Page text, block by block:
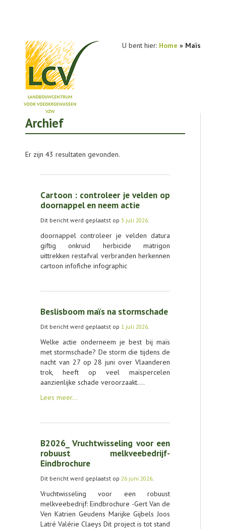
U bent hier: Home » Maïs
NIEUWS
AGENDA
OVER LCV
CONTACT
Archief
Er zijn 43 resultaten gevonden.
Cartoon : controleer je velden op
doornappel en neem actie
Dit bericht werd geplaatst op 3 juli 2026.
doornappel controleer je velden datura
giftig onkruid herbicide matrigon
uittrekken restafval verbranden herkennen
cartoon infofiche infographic
Beslisboom maïs na stormschade
Dit bericht werd geplaatst op 1 juli 2026.
Welke actie onderneem je best bij maïs
met stormschade? De storm die tijdens de
nacht van 27 op 28 juni over Vlaanderen
trok, heeft op veel maïspercelen
aanzienlijke schade veroorzaakt.…
Lees meer…
B2026_ Vruchtwisseling voor een
robuust melkveebedrijf-
Eindbrochure
Dit bericht werd geplaatst op 26 juni 2026.
Vruchtwisseling voor een robuust
melkveebedrijf: Eindbrochure -Gert Van de
Ven Katrien Geudens Marijke Gijbels Joos
Latré Valérie Claeys Dit project is tot stand